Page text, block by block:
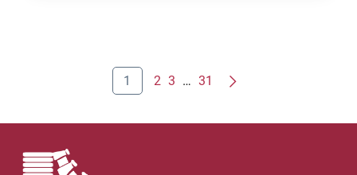
1 2 3 … 31